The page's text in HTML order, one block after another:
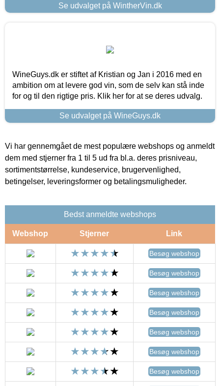
Se udvalget på WintherVin.dk
WineGuys.dk er stiftet af Kristian og Jan i 2016 med en
ambition om at levere god vin, som de selv kan stå inde
for og til den rigtige pris. Klik her for at se deres udvalg.
Se udvalget på WineGuys.dk
Vi har gennemgået de mest populære webshops og anmeldt
dem med stjerner fra 1 til 5 ud fra bl.a. deres prisniveau,
sortimentstørrelse, kundeservice, brugervenlighed,
betingelser, leveringsformer og betalingsmuligheder.
Bedst anmeldte webshops
Webshop Stjerner Link
Besøg webshop
Besøg webshop
Besøg webshop
Besøg webshop
Besøg webshop
Besøg webshop
Besøg webshop